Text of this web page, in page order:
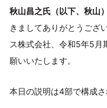
秋山昌之氏（以下、秋山）
きましてありがとうござ
ス株式会社、令和5年5月
願いいたします。
本日の説明は4部で構成さ